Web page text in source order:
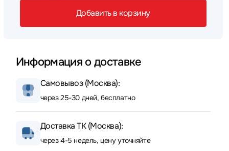
Добавить в корзину
Информация о доставке
Самовывоз (Москва):
через 25-30 дней, бесплатно
Доставка ТК (Москва):
через 4-5 недель, цену уточняйте